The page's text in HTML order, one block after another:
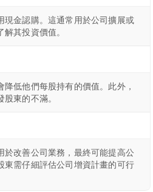
現金認購。這通常用於公司擴展或
其投資價值。
低他們每股持有的價值。此外，
東的不滿。
於改善公司業務，最終可能提高公
東需仔細評估公司增資計畫的可行